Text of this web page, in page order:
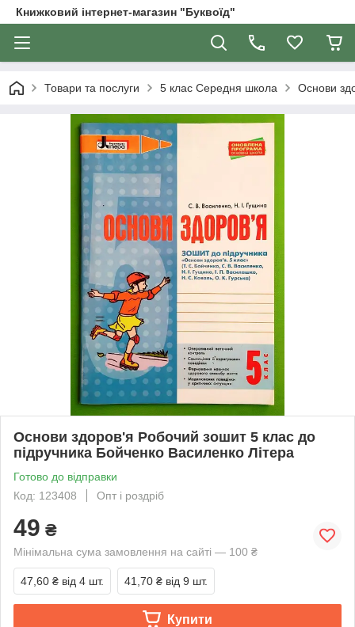
Книжковий інтернет-магазин "Буквоїд"
Товари та послуги 5 клас Середня школа Основи
Основи здоров'я Робочий зошит 5 клас до
підручника Бойченко Василенко Літера
Готово до відправки
Код: 123408
Опт і роздріб
49 ₴
Мінімальна сума замовлення на сайті — 100 ₴
47,60 ₴ від 4 шт. 41,70 ₴ від 9 шт.
Купити